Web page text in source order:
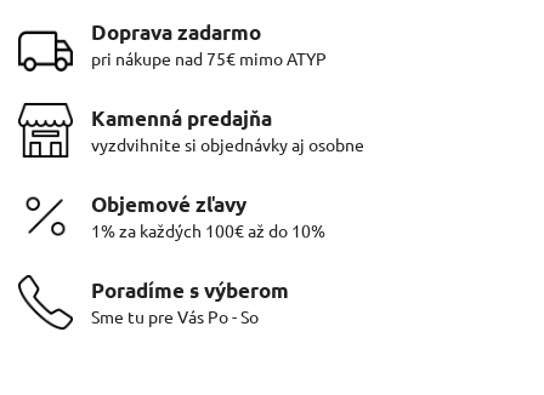
Doprava zadarmo
pri nákupe nad 75€ mimo ATYP
Kamenná predajňa
vyzdvihnite si objednávky aj osobne
Objemové zľavy
1% za každých 100€ až do 10%
Poradíme s výberom
Sme tu pre Vás Po - So